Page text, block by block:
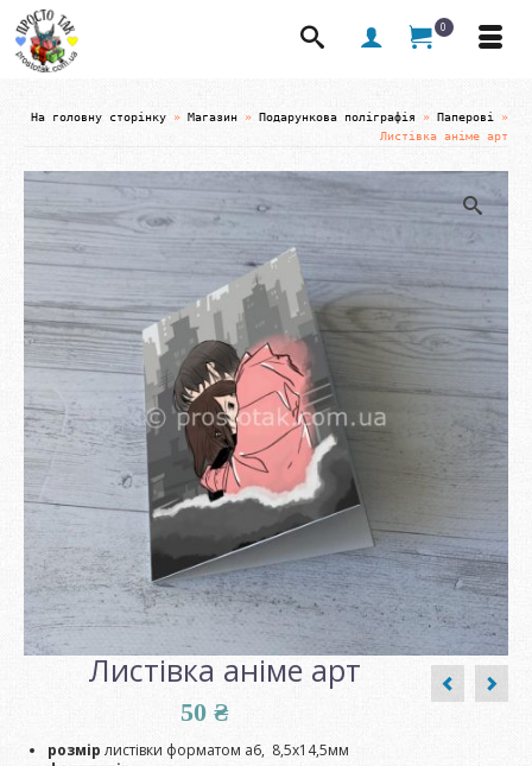
0
На головну сторінку » Магазин » Подарункова поліграфія » Паперові
»
Листівка аніме арт
Листівка аніме арт
50₴
розмір листівки форматом а6, 8,5х14,5мм